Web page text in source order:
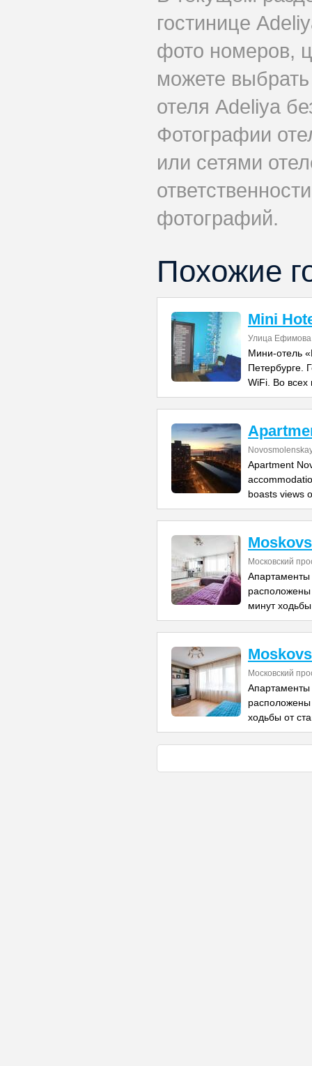
гостинице
фото номеров,
можете
отеля Adeliya
Фотографии
или сетями
фотографий.
Похожие
Mini
Улица
Мини-отель
Петербурге.
WiFi. Во всех
Apartment
boasts views
Московский
Апартаменты
расположены
минут
Московский
Апартаменты
расположены
ходьбы от